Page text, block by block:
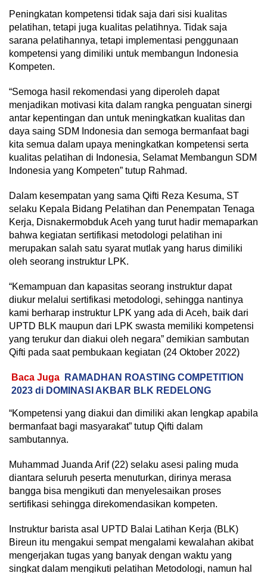
Peningkatan kompetensi tidak saja dari sisi kualitas
pelatihan, tetapi juga kualitas pelatihnya. Tidak saja
sarana pelatihannya, tetapi implementasi penggunaan
kompetensi yang dimiliki untuk membangun Indonesia
Kompeten.
“Semoga hasil rekomendasi yang diperoleh dapat
menjadikan motivasi kita dalam rangka penguatan sinergi
antar kepentingan dan untuk meningkatkan kualitas dan
daya saing SDM Indonesia dan semoga bermanfaat bagi
kita semua dalam upaya meningkatkan kompetensi serta
kualitas pelatihan di Indonesia, Selamat Membangun SDM
Indonesia yang Kompeten” tutup Rahmad.
Dalam kesempatan yang sama Qifti Reza Kesuma, ST
selaku Kepala Bidang Pelatihan dan Penempatan Tenaga
Kerja, Disnakermobduk Aceh yang turut hadir memaparkan
bahwa kegiatan sertifikasi metodologi pelatihan ini
merupakan salah satu syarat mutlak yang harus dimiliki
oleh seorang instruktur LPK.
“Kemampuan dan kapasitas seorang instruktur dapat
diukur melalui sertifikasi metodologi, sehingga nantinya
kami berharap instruktur LPK yang ada di Aceh, baik dari
UPTD BLK maupun dari LPK swasta memiliki kompetensi
yang terukur dan diakui oleh negara” demikian sambutan
Qifti pada saat pembukaan kegiatan (24 Oktober 2022)
Baca Juga
RAMADHAN ROASTING COMPETITION
2023 di DOMINASI AKBAR BLK REDELONG
“Kompetensi yang diakui dan dimiliki akan lengkap apabila
bermanfaat bagi masyarakat” tutup Qifti dalam
sambutannya.
Muhammad Juanda Arif (22) selaku asesi paling muda
diantara seluruh peserta menuturkan, dirinya merasa
bangga bisa mengikuti dan menyelesaikan proses
sertifikasi sehingga direkomendasikan kompeten.
Instruktur barista asal UPTD Balai Latihan Kerja (BLK)
Bireun itu mengakui sempat mengalami kewalahan akibat
mengerjakan tugas yang banyak dengan waktu yang
singkat dalam mengikuti pelatihan Metodologi, namun hal